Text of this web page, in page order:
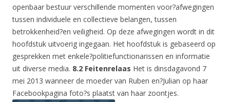
openbaar bestuur verschillende momenten voor?afwegingen
tussen individuele en collectieve belangen, tussen
betrokkenheid?en veiligheid. Op deze afwegingen wordt in dit
hoofdstuk uitvoerig ingegaan. Het hoofdstuk is gebaseerd op
gesprekken met enkele?politiefunctionarissen en informatie
uit diverse media. 8.2 Feitenrelaas Het is dinsdagavond 7
mei 2013 wanneer de moeder van Ruben en?Julian op haar
Facebookpagina foto?s plaatst van haar zoontjes.